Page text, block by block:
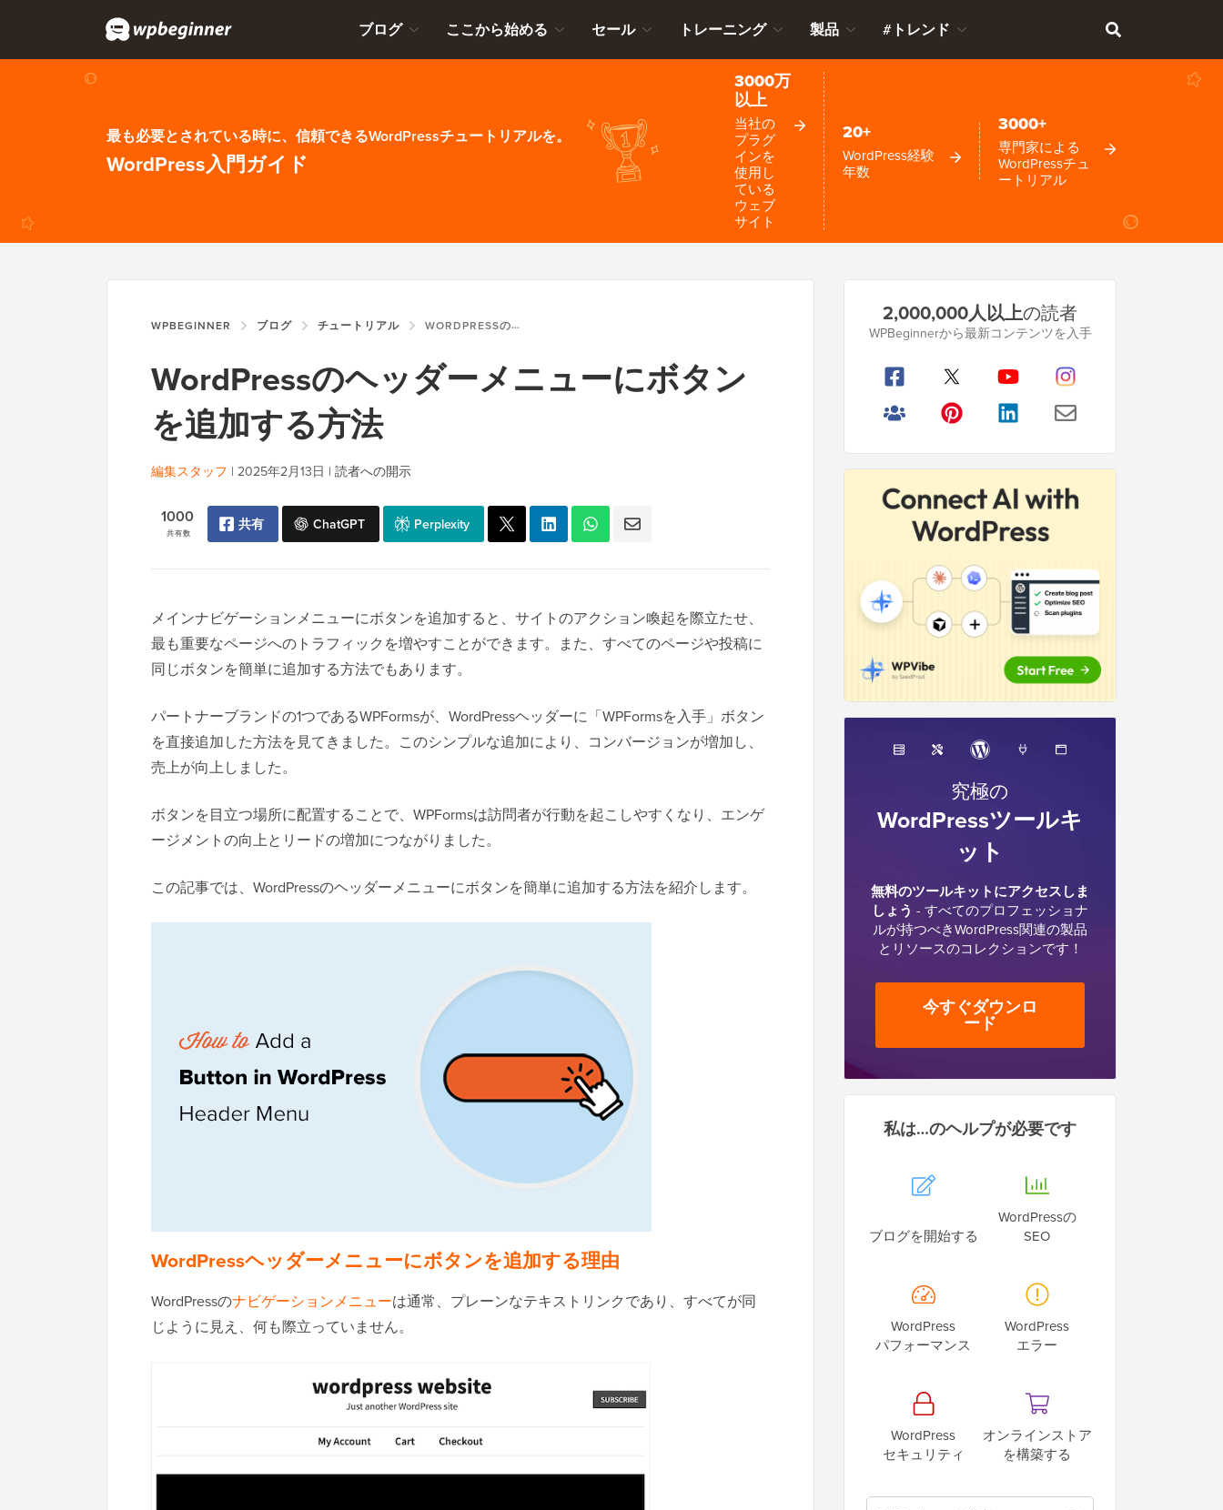
ブログ ここから始める セール トレーニング 製品 #トレンド
最も必要とされている時に、信頼できるWordPressチュートリアルを。
WordPress入門ガイド
3000万
以上
当社の
プラグ
インを
使用し
ている
ウェブ
サイト
20+
WordPress経験
年数
3000+
専門家による
WordPressチュ
ートリアル
WPBEGINNER ブログ チュートリアル WORDPRESSのヘッダーメニューにボタンを追加する方法
WordPressのヘッダーメニューにボタン
を追加する方法
編集スタッフ | 2025年2月13日 | 読者への開示
共有数
1000 共有 ChatGPT Perplexity
メインナビゲーションメニューにボタンを追加すると、サイトのアクション喚起を際立たせ、
最も重要なページへのトラフィックを増やすことができます。また、すべてのページや投稿に
同じボタンを簡単に追加する方法でもあります。
パートナーブランドの1つであるWPFormsが、WordPressヘッダーに「WPFormsを入手」ボタン
を直接追加した方法を見てきました。このシンプルな追加により、コンバージョンが増加し、
売上が向上しました。
ボタンを目立つ場所に配置することで、WPFormsは訪問者が行動を起こしやすくなり、エンゲ
ージメントの向上とリードの増加につながりました。
この記事では、WordPressのヘッダーメニューにボタンを簡単に追加する方法を紹介します。
WordPressヘッダーメニューにボタンを追加する理由
WordPressのナビゲーションメニューは通常、プレーンなテキストリンクであり、すべてが同
じように見え、何も際立っていません。
サ
ー
2,000,000人以上の読者
WPBeginnerから最新コンテンツを入手
究極の
WordPressツールキ
ット
無料のツールキットにアクセスしま
しょう - すべてのプロフェッショナ
ルが持つべきWordPress関連の製品
とリソースのコレクションです！
今すぐダウンロ
ード
私は…のヘルプが必要です
ブログを開始する
WordPressの
SEO
WordPress
パフォーマンス
WordPress
エラー
WordPress
セキュリティ
オンラインストア
を構築する